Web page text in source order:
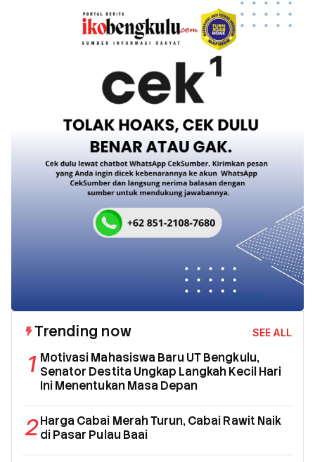
Trending now SEE ALL
1 Motivasi Mahasiswa Baru UT Bengkulu,
Senator Destita Ungkap Langkah Kecil Hari
Ini Menentukan Masa Depan
2Harga Cabai Merah Turun, Cabai Rawit Naik
di Pasar Pulau Baai